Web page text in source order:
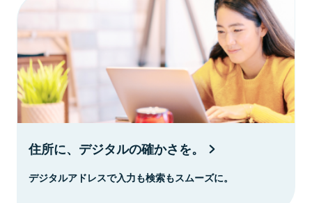
住所に、デジタルの確かさを。
デジタルアドレスで入力も検索もスムーズに。